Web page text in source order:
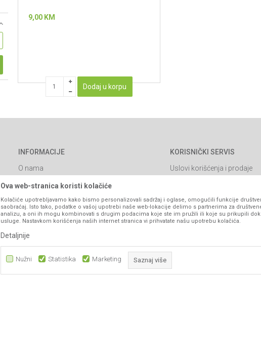
9,00 KM
Dodaj u korpu
INFORMACIJE
O nama
Brendovi
Katalozi
Saradnja
Blog
Najčešća pitanja
KORISNIČKI SERVIS
Uslovi korišćenja i prodaje
Kako kupiti
Isporuka
Načini plaćanja
Reklamacije
Povraćaj sredstava
Ova web-stranica koristi kolačiće
Kolačiće upotrebljavamo kako bismo personalizovali sadržaj i oglase, omogućili funkcije
saobraćaj. Isto tako, podatke o vašoj upotrebi naše web-lokacije delimo s partnerima za
analizu, a oni ih mogu kombinovati s drugim podacima koje ste im pružili ili koje su prikupili
usluge. Nastavkom korišćenja naših internet stranica vi prihvatate našu upotrebu kolačića.
Detaljnije
Nužni Statistika Marketing Saznaj više